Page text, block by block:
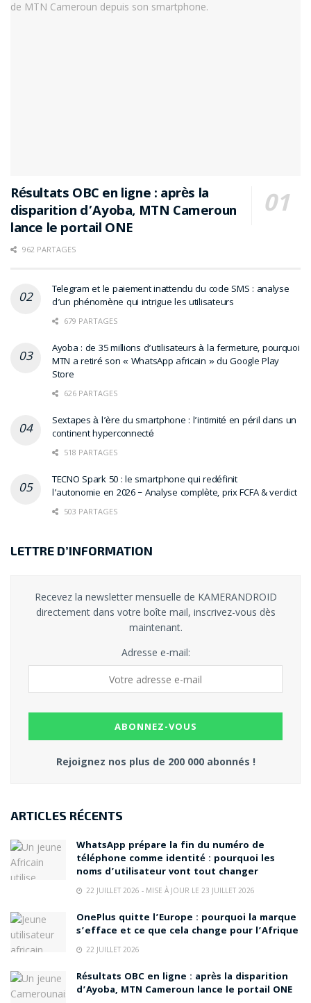
Résultats OBC en ligne : après la
disparition d’Ayoba, MTN Cameroun
lance le portail ONE
962 PARTAGES
Telegram et le paiement inattendu du code SMS : analyse
d’un phénomène qui intrigue les utilisateurs
679 PARTAGES
Ayoba : de 35 millions d’utilisateurs à la fermeture, pourquoi
MTN a retiré son « WhatsApp africain » du Google Play
Store
626 PARTAGES
Sextapes à l’ère du smartphone : l’intimité en péril dans un
continent hyperconnecté
518 PARTAGES
TECNO Spark 50 : le smartphone qui redéfinit
l’autonomie en 2026 – Analyse complète, prix FCFA & verdict
503 PARTAGES
LETTRE D’INFORMATION
Recevez la newsletter mensuelle de KAMERANDROID
directement dans votre boîte mail, inscrivez-vous dès
maintenant.
Adresse e-mail:
Rejoignez nos plus de 200 000 abonnés !
ARTICLES RÉCENTS
WhatsApp prépare la fin du numéro de
téléphone comme identité : pourquoi les
noms d’utilisateur vont tout changer
22 JUILLET 2026 - MISE À JOUR LE 23 JUILLET 2026
OnePlus quitte l’Europe : pourquoi la marque
s’efface et ce que cela change pour l’Afrique
22 JUILLET 2026
Résultats OBC en ligne : après la disparition
d’Ayoba, MTN Cameroun lance le portail ONE